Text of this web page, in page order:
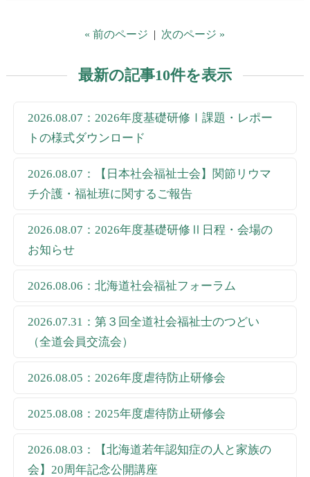
« 前のページ | 次のページ »
最新の記事10件を表示
2026.08.07：2026年度基礎研修Ⅰ課題・レポー
トの様式ダウンロード
2026.08.07：【日本社会福祉士会】関節リウマ
チ介護・福祉班に関するご報告
2026.08.07：2026年度基礎研修Ⅱ日程・会場の
お知らせ
2026.08.06：北海道社会福祉フォーラム
2026.07.31：第３回全道社会福祉士のつどい
（全道会員交流会）
2026.08.05：2026年度虐待防止研修会
2025.08.08：2025年度虐待防止研修会
2026.08.03：【北海道若年認知症の人と家族の
会】20周年記念公開講座